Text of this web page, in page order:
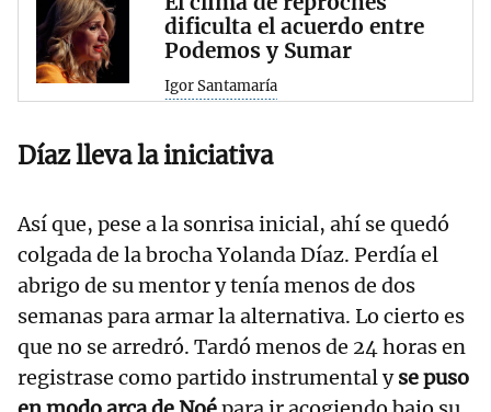
dificulta el acuerdo entre
Podemos y Sumar
Igor Santamaría
Díaz lleva la iniciativa
Así que, pese a la sonrisa inicial, ahí se quedó
colgada de la brocha Yolanda Díaz. Perdía el
abrigo de su mentor y tenía menos de dos
semanas para armar la alternativa. Lo cierto es
que no se arredró. Tardó menos de 24 horas en
registrase como partido instrumental yse puso